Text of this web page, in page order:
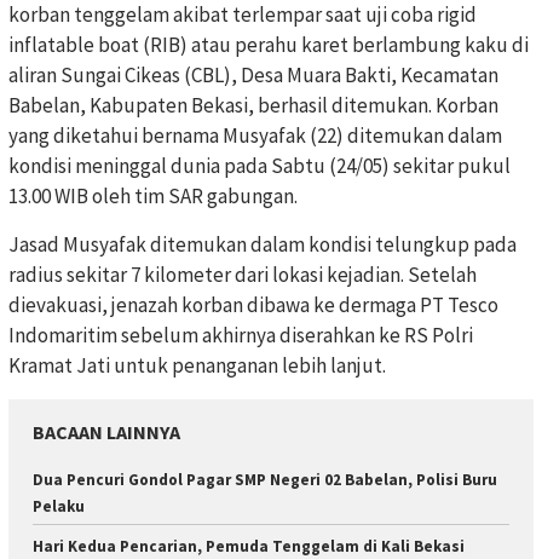
korban tenggelam akibat terlempar saat uji coba rigid
inflatable boat (RIB) atau perahu karet berlambung kaku di
aliran Sungai Cikeas (CBL), Desa Muara Bakti, Kecamatan
Babelan, Kabupaten Bekasi, berhasil ditemukan. Korban
yang diketahui bernama Musyafak (22) ditemukan dalam
kondisi meninggal dunia pada Sabtu (24/05) sekitar pukul
13.00 WIB oleh tim SAR gabungan.
Jasad Musyafak ditemukan dalam kondisi telungkup pada
radius sekitar 7 kilometer dari lokasi kejadian. Setelah
dievakuasi, jenazah korban dibawa ke dermaga PT Tesco
Indomaritim sebelum akhirnya diserahkan ke RS Polri
Kramat Jati untuk penanganan lebih lanjut.
BACAAN LAINNYA
Dua Pencuri Gondol Pagar SMP Negeri 02 Babelan, Polisi Buru
Pelaku
Hari Kedua Pencarian, Pemuda Tenggelam di Kali Bekasi